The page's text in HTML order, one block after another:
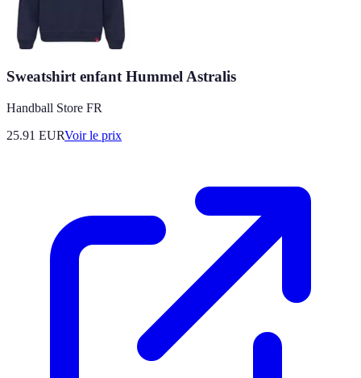
Sweatshirt enfant Hummel Astralis
Handball Store FR
25.91 EURVoir le prix